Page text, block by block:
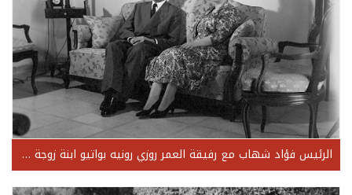
الرئيس فؤاد شهاب مع رفيقة العمر روزي رونيه بواتيو ابنة زوجة المقدم الفرنسي نواريه